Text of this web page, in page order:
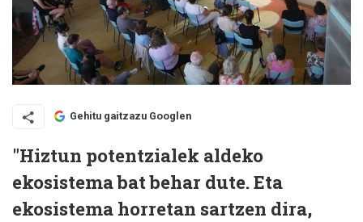
Gehitu gaitzazu Googlen
"Hiztun potentzialek aldeko
ekosistema bat behar dute. Eta
ekosistema horretan sartzen dira,